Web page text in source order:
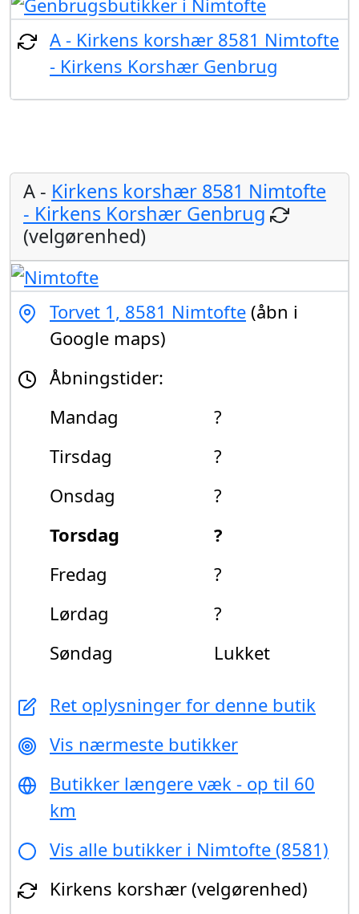
A - Kirkens korshær 8581 Nimtofte
- Kirkens Korshær Genbrug
A - Kirkens korshær 8581 Nimtofte
- Kirkens Korshær Genbrug
(velgørenhed)
Torvet 1, 8581 Nimtofte (åbn i
Google maps)
Åbningstider:
Mandag
?
Tirsdag
?
Onsdag
?
Torsdag
?
Fredag
?
Lørdag
?
Søndag
Lukket
Ret oplysninger for denne butik
Vis nærmeste butikker
Butikker længere væk - op til 60
km
Vis alle butikker i Nimtofte (8581)
Kirkens korshær (velgørenhed)